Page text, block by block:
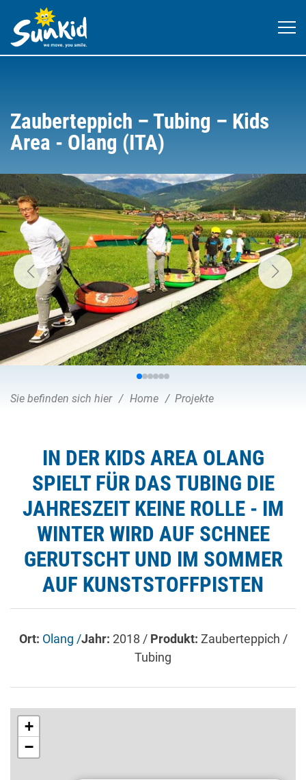
Zauberteppich – Tubing – Kids
Area - Olang (ITA)
Sie befinden sich hier Home Projekte
IN DER KIDS AREA OLANG
SPIELT FÜR DAS TUBING DIE
JAHRESZEIT KEINE ROLLE - IM
WINTER WIRD AUF SCHNEE
GERUTSCHT UND IM SOMMER
AUF KUNSTSTOFFPISTEN
Ort: Olang /Jahr: 2018 / Produkt: Zauberteppich /
Tubing
+
−